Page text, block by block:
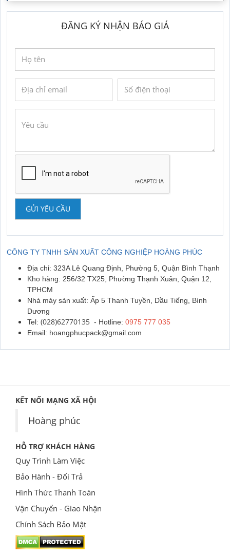
ĐĂNG KÝ NHẬN BÁO GIÁ
GỬI YÊU CẦU
CÔNG TY TNHH SẢN XUẤT CÔNG NGHIỆP HOÀNG PHÚC
Địa chỉ: 323A Lê Quang Định, Phường 5, Quận Bình Thạnh
Kho hàng: 256/32 TX25, Phường Thạnh Xuân, Quận 12,
TPHCM
Nhà máy sản xuất: Ấp 5 Thanh Tuyền, Dầu Tiếng, Bình
Dương
Tel: (028)62770135 - Hotline: 0975 777 035
Email: hoangphucpack@gmail.com
KẾT NỐI MẠNG XÃ HỘI
Hoàng phúc
HỖ TRỢ KHÁCH HÀNG
Quy Trình Làm Việc
Bảo Hành - Đổi Trả
Hình Thức Thanh Toán
Vận Chuyển - Giao Nhận
Chính Sách Bảo Mật